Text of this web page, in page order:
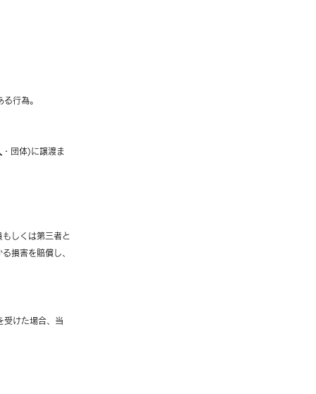
行為。
団体)に譲渡ま
しくは第三者と
損害を賠償し、
受けた場合、当